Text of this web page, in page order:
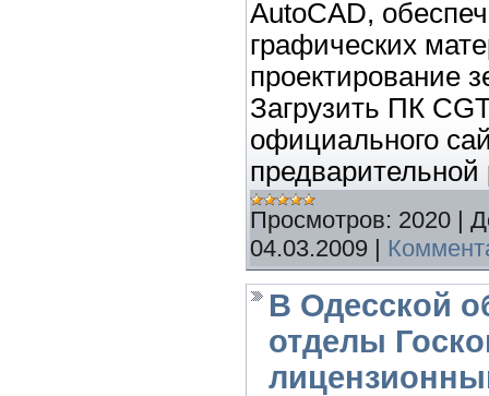
AutoCAD,
графических
проектирование
Загрузить ПК
официального
предварительной
Просмотров: 2020 |
04.03.2009 |
В Одесской
отделы